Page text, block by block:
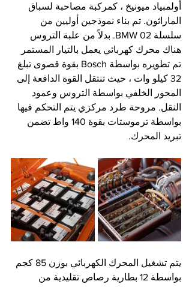
أولمبياد ميونيخ ، كمركبة مصاحبة لسباق
الماراثون. تم بناء نموذجين أوليين من
سلسلة BMW 02. بدلاً من علبة التروس
هناك محرك كهربائي يعمل بالتيار المستمر
تم تطويره بواسطة Bosch بقوة قصوى تبلغ
32 كيلو وات ، حيث تنتقل القوة الدافعة إلى
المحور الخلفي بواسطة التروس وعمود
النقل. مروحة طرد مركزي يتم التحكم فيها
بواسطة ترموستات بقوة 140 واط تضمن
تبريد المحرك.
يتم تشغيل المحرك الكهربائي بوزن 85 كجم
بواسطة 12 بطارية رصاص تقليدية من